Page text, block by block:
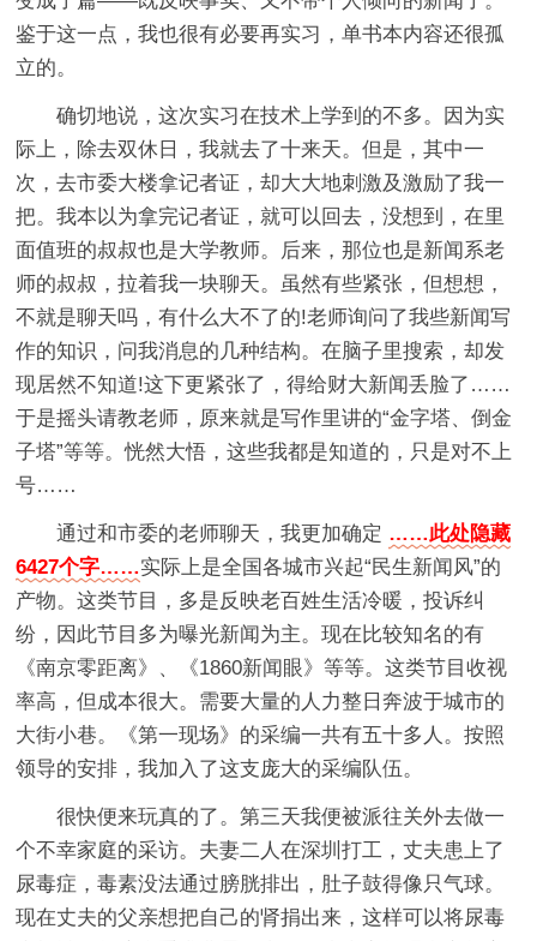
鉴于这一点，我也很有必要再实习，单书本内容还很孤
立的。
确切地说，这次实习在技术上学到的不多。因为实
际上，除去双休日，我就去了十来天。但是，其中一
次，去市委大楼拿记者证，却大大地刺激及激励了我一
把。我本以为拿完记者证，就可以回去，没想到，在里
面值班的叔叔也是大学教师。后来，那位也是新闻系老
师的叔叔，拉着我一块聊天。虽然有些紧张，但想想，
不就是聊天吗，有什么大不了的!老师询问了我些新闻写
作的知识，问我消息的几种结构。在脑子里搜索，却发
现居然不知道!这下更紧张了，得给财大新闻丢脸了……
于是摇头请教老师，原来就是写作里讲的“金字塔、倒金
子塔”等等。恍然大悟，这些我都是知道的，只是对不上
号……
通过和市委的老师聊天，我更加确定 ……此处隐藏
6427个字……实际上是全国各城市兴起“民生新闻风”的
产物。这类节目，多是反映老百姓生活冷暖，投诉纠
纷，因此节目多为曝光新闻为主。现在比较知名的有
《南京零距离》、《1860新闻眼》等等。这类节目收视
率高，但成本很大。需要大量的人力整日奔波于城市的
大街小巷。《第一现场》的采编一共有五十多人。按照
领导的安排，我加入了这支庞大的采编队伍。
很快便来玩真的了。第三天我便被派往关外去做一
个不幸家庭的采访。夫妻二人在深圳打工，丈夫患上了
尿毒症，毒素没法通过膀胱排出，肚子鼓得像只气球。
现在丈夫的父亲想把自己的肾捐出来，这样可以将尿毒